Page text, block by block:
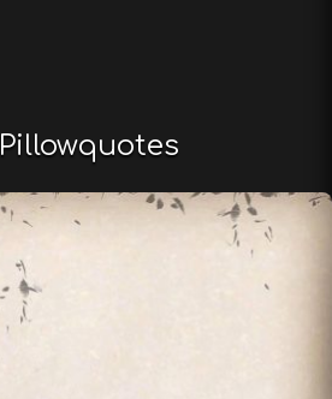
Pillowquotes